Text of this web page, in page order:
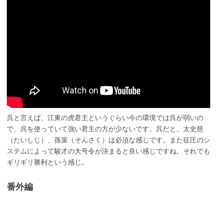
呉と言えば、江東の虎君主というぐらい今の環境では呉が弱いの
で、呉を使っていて強い君主の方が少ないです。呉だと、太史慈
（たいしじ）、孫策（そんさく）は必須な感じです。また征圧のシ
ステムによって駿才の大号令が決まると良い感じですね。それでも
ギリギリ勝利という感じ。
番外編